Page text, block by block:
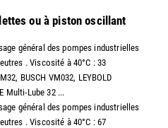
ou à piston oscillant
général des pompes industrielles
. Viscosité à 40°C : 33
BUSCH VM032, LEYBOLD
Multi-Lube 32 ...
général des pompes industrielles
. Viscosité à 40°C : 67